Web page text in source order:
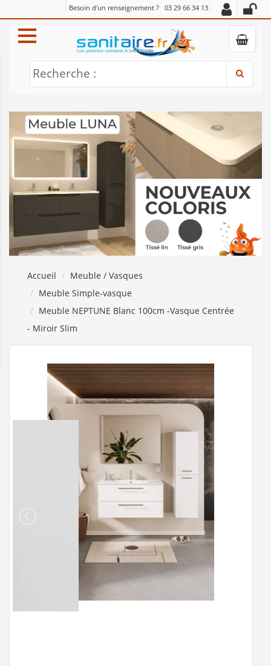
Besoin d'un renseignement ? 03 29 66 34 13
Recherche :
Accueil
Meuble / Vasques
Meuble Simple-vasque
Meuble NEPTUNE Blanc 100cm -Vasque Centrée
- Miroir Slim